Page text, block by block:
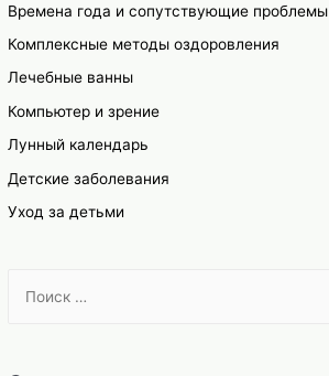
Времена года и сопутствующие проблемы
Комплексные методы оздоровления
Лечебные ванны
Компьютер и зрение
Лунный календарь
Детские заболевания
Уход за детьми
r